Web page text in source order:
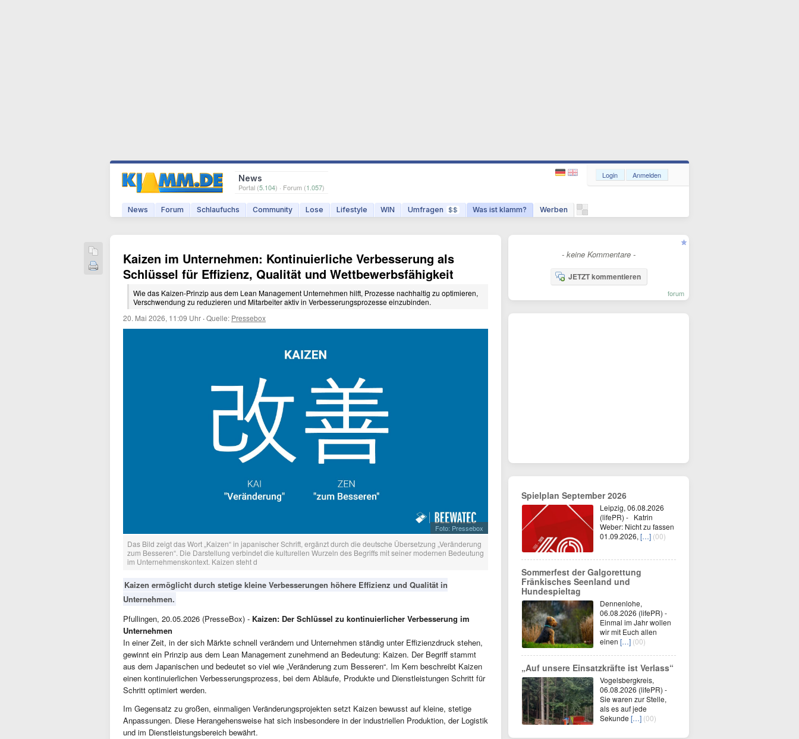
News
Portal (5.104) · Forum (1.057)
News Forum Schlaufuchs Community Lose Lifestyle WIN Umfragen $$ Was ist klamm? Werben
Login Anmelden
Kaizen im Unternehmen: Kontinuierliche Verbesserung als
Schlüssel für Effizienz, Qualität und Wettbewerbsfähigkeit
Wie das Kaizen-Prinzip aus dem Lean Management Unternehmen hilft, Prozesse nachhaltig zu optimieren,
Verschwendung zu reduzieren und Mitarbeiter aktiv in Verbesserungsprozesse einzubinden.
20. Mai 2026, 11:09 Uhr ·Quelle: Pressebox
Foto: Pressebox
Das Bild zeigt das Wort „Kaizen“ in japanischer Schrift, ergänzt durch die deutsche Übersetzung „Veränderung
zum Besseren“. Die Darstellung verbindet die kulturellen Wurzeln des Begriffs mit seiner modernen Bedeutung
im Unternehmenskontext. Kaizen steht d
Kaizen ermöglicht durch stetige kleine Verbesserungen höhere Effizienz und Qualität in
Unternehmen.
Pfullingen, 20.05.2026 (PresseBox) - Kaizen: Der Schlüssel zu kontinuierlicher Verbesserung im
Unternehmen
In einer Zeit, in der sich Märkte schnell verändern und Unternehmen ständig unter Effizienzdruck stehen,
gewinnt ein Prinzip aus dem Lean Management zunehmend an Bedeutung: Kaizen. Der Begriff stammt
aus dem Japanischen und bedeutet so viel wie „Veränderung zum Besseren“. Im Kern beschreibt Kaizen
einen kontinuierlichen Verbesserungsprozess, bei dem Abläufe, Produkte und Dienstleistungen Schritt für
Schritt optimiert werden.
Im Gegensatz zu großen, einmaligen Veränderungsprojekten setzt Kaizen bewusst auf kleine, stetige
Anpassungen. Diese Herangehensweise hat sich insbesondere in der industriellen Produktion, der Logistik
und im Dienstleistungsbereich bewährt.
- keine Kommentare -
JETZT kommentieren
forum
Spielplan September 2026
Leipzig, 06.08.2026
(lifePR) - Katrin
Weber: Nicht zu fassen
01.09.2026, […] (00)
Sommerfest der Galgorettung
Fränkisches Seenland und
Hundespieltag
Dennenlohe,
06.08.2026 (lifePR) -
Einmal im Jahr wollen
wir mit Euch allen
einen […] (00)
„Auf unsere Einsatzkräfte ist Verlass“
Vogelsbergkreis,
06.08.2026 (lifePR) -
Sie waren zur Stelle,
als es auf jede
Sekunde […] (00)